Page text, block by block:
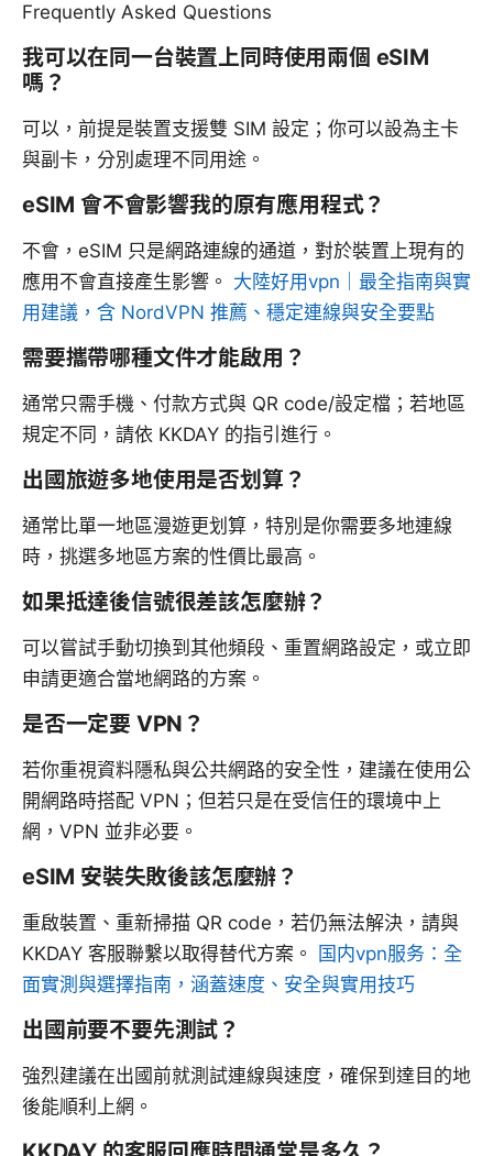
Frequently Asked Questions
我可以在同一台裝置上同時使用兩個 eSIM
嗎？
可以，前提是裝置支援雙 SIM 設定；你可以設為主卡
與副卡，分別處理不同用途。
eSIM 會不會影響我的原有應用程式？
不會，eSIM 只是網路連線的通道，對於裝置上現有的
應用不會直接產生影響。 大陸好用vpn｜最全指南與實
用建議，含 NordVPN 推薦、穩定連線與安全要點
需要攜帶哪種文件才能啟用？
通常只需手機、付款方式與 QR code/設定檔；若地區
規定不同，請依 KKDAY 的指引進行。
出國旅遊多地使用是否划算？
通常比單一地區漫遊更划算，特別是你需要多地連線
時，挑選多地區方案的性價比最高。
如果抵達後信號很差該怎麼辦？
可以嘗試手動切換到其他頻段、重置網路設定，或立即
申請更適合當地網路的方案。
是否一定要 VPN？
若你重視資料隱私與公共網路的安全性，建議在使用公
開網路時搭配 VPN；但若只是在受信任的環境中上
網，VPN 並非必要。
eSIM 安裝失敗後該怎麼辦？
重啟裝置、重新掃描 QR code，若仍無法解決，請與
KKDAY 客服聯繫以取得替代方案。
国内vpn服务：全
面實測與選擇指南，涵蓋速度、安全與實用技巧
出國前要不要先測試？
強烈建議在出國前就測試連線與速度，確保到達目的地
後能順利上網。